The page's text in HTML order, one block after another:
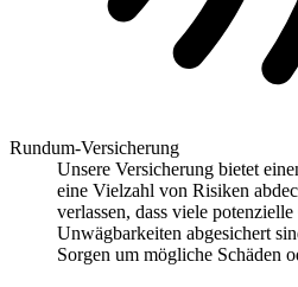
Rundum-Versicherung
Unsere Versicherung bietet
eine Vielzahl von Risiken
verlassen, dass viele
Unwägbarkeiten abgesichert
Sorgen um mögliche Schäden